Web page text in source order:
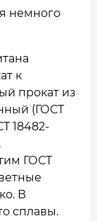
немного
к
прокат из
(ГОСТ
18482-
ГОСТ
В
сплавы.